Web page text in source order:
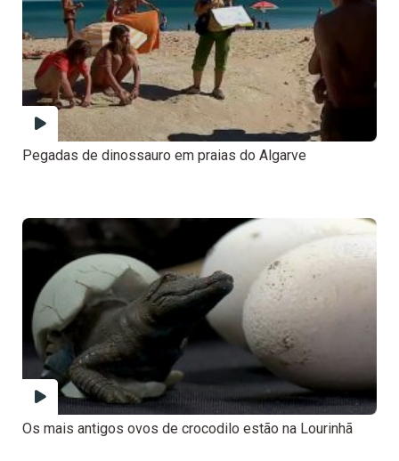
Pegadas de dinossauro em praias do Algarve
Os mais antigos ovos de crocodilo estão na Lourinhã